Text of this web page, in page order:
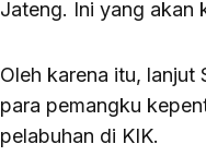
Jateng. Ini yang akan
Oleh karena itu, lanjut
para pemangku
pelabuhan di KIK.